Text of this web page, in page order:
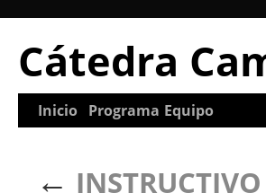
Cátedra
Inicio Programa Equipo
←